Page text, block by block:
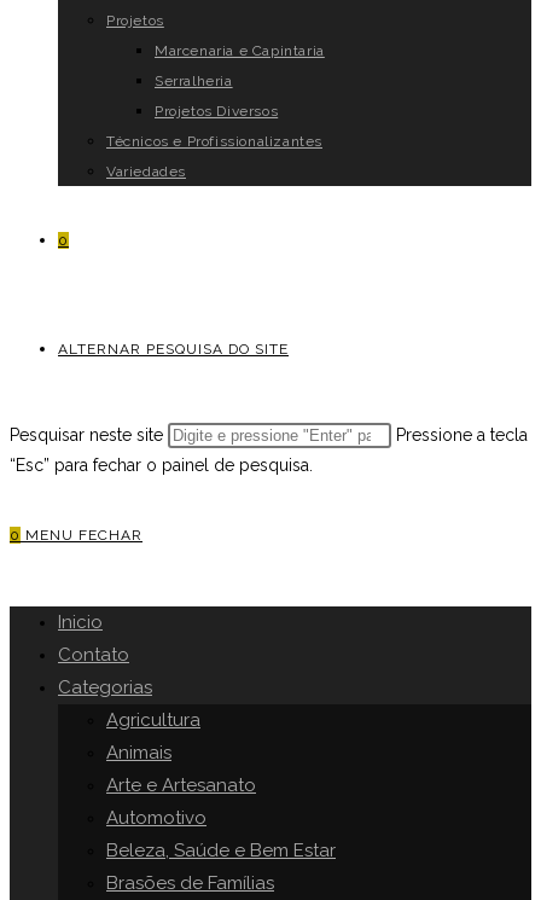
Projetos
Marcenaria e Capintaria
Serralheria
Projetos Diversos
Técnicos e Profissionalizantes
Variedades
0
ALTERNAR PESQUISA DO SITE
Pesquisar neste site
Pressione a tecla
“Esc” para fechar o painel de pesquisa.
0 MENU FECHAR
Inicio
Contato
Categorias
Agricultura
Animais
Arte e Artesanato
Automotivo
Beleza, Saúde e Bem Estar
Brasões de Famílias